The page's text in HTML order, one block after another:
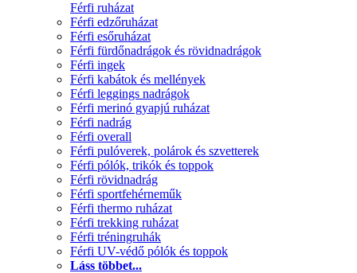
Férfi ruházat
Férfi edzőruházat
Férfi esőruházat
Férfi fürdőnadrágok és rövidnadrágok
Férfi ingek
Férfi kabátok és mellények
Férfi leggings nadrágok
Férfi merinó gyapjú ruházat
Férfi nadrág
Férfi overall
Férfi pulóverek, polárok és szvetterek
Férfi pólók, trikók és toppok
Férfi rövidnadrág
Férfi sportfehérneműk
Férfi thermo ruházat
Férfi trekking ruházat
Férfi tréningruhák
Férfi UV-védő pólók és toppok
Láss többet...